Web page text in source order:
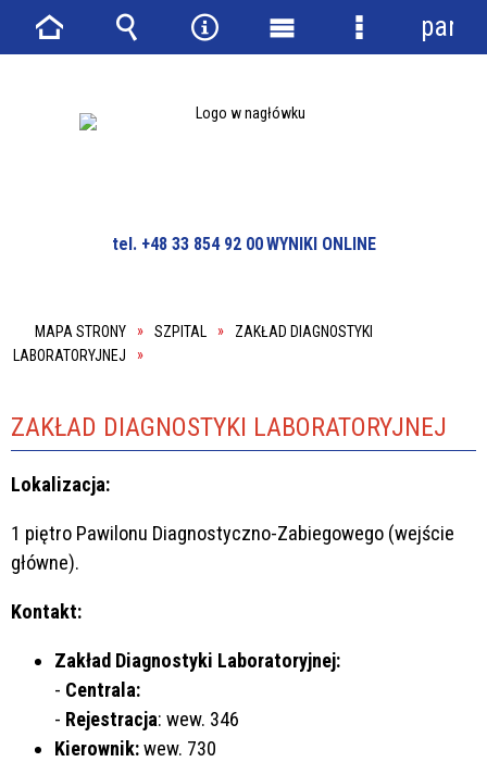
tel. +48 33 854 92 00WYNIKI ONLINE
MAPA STRONY SZPITAL
ZAKŁAD DIAGNOSTYKI
LABORATORYJNEJ
ZAKŁAD DIAGNOSTYKI LABORATORYJNEJ
Lokalizacja:
1 piętro Pawilonu Diagnostyczno-Zabiegowego (wejście
główne).
Kontakt:
Zakład Diagnostyki Laboratoryjnej:
- Centrala:
- Rejestracja: wew. 346
Kierownik:wew. 730
StronaWyszukiwarka
Narzędzia
Menu Menu
panel